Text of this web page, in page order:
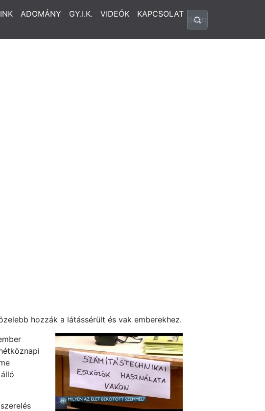
ADOMÁNY GY.I.K. VIDEÓK KAPCSOLAT
hozzák a látássérült és vak emberekhez.